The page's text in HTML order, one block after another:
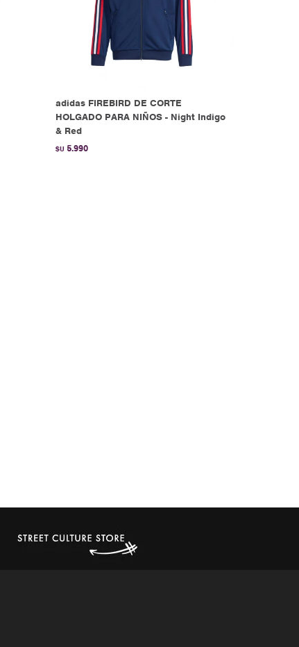
adidas FIREBIRD DE CORTE
HOLGADO PARA NIÑOS - Night Indigo
& Red
$U 5.990